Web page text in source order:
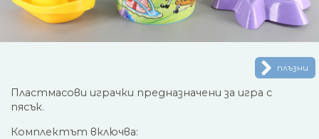
плъзни
Пластмасови играчки предназначени за игра с
пясък.
Комплектът включва: